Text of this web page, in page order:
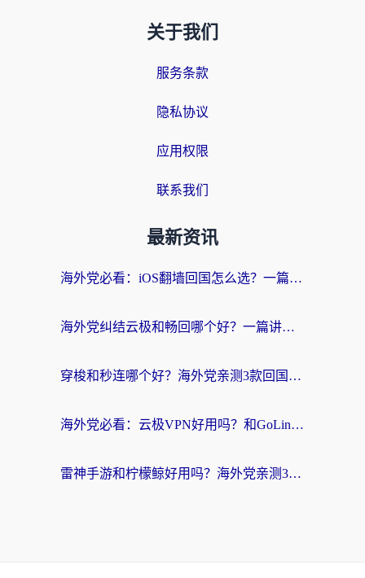
关于我们
服务条款
隐私协议
应用权限
联系我们
最新资讯
海外党必看：iOS翻墙回国怎么选？一篇搞定无缝访问国内资源
海外党纠结云极和畅回哪个好？一篇讲透回国加速器怎么选（附避坑指南）
穿梭和秒连哪个好？海外党亲测3款回国加速器，教你在国外正常浏览国内网站
海外党必看：云极VPN好用吗？和GoLinkVPN对比哪个回国效果更好？附真实体验指南
雷神手游和柠檬鲸好用吗？海外党亲测3款回国加速器，教你避开破解VPN坑